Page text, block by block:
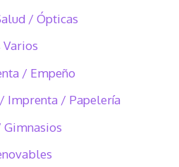
/ Ópticas
Varios
/ Empeño
Imprenta / Papelería
Gimnasios